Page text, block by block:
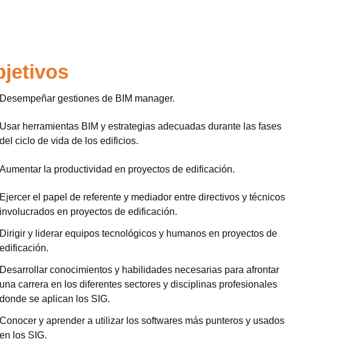
Desempeñar gestiones de BIM manager.
Usar herramientas BIM y estrategias adecuadas durante las fases
del ciclo de vida de los edificios.
Aumentar la productividad en proyectos de edificación.
Ejercer el papel de referente y mediador entre directivos y técnicos
involucrados en proyectos de edificación.
Dirigir y liderar equipos tecnológicos y humanos en proyectos de
edificación.
Desarrollar conocimientos y habilidades necesarias para afrontar
una carrera en los diferentes sectores y disciplinas profesionales
donde se aplican los SIG.
Conocer y aprender a utilizar los softwares más punteros y usados
en los SIG.